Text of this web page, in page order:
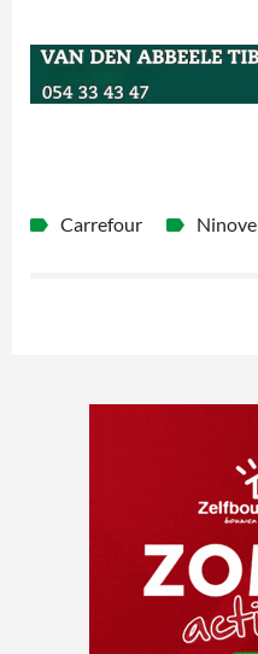
Carrefour Ninove